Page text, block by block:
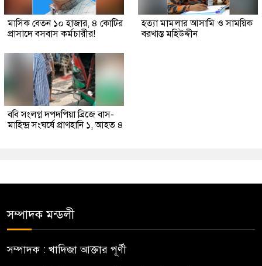
মাসিক বেতন ১০ হাজার, ৪ কোটির
প্রাসাদে বসবাস কর্মচারীর!
হত্যা মামলার আসামি ও সাময়িক
বরখাস্ত মহিউদ্দীন
ববি সংলগ্ন দপদপিয়া ব্রিজে বাস-
মাহিন্দ্র সংঘর্ষে প্রাণহানি ১, আহত ৪
সম্পাদক মন্ডলী
সম্পাদক : খাদিজা আক্তার পূর্ণী